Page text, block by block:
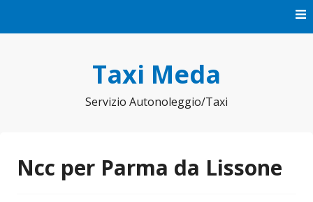
Taxi Meda
Servizio Autonoleggio/Taxi
Ncc per Parma da Lissone